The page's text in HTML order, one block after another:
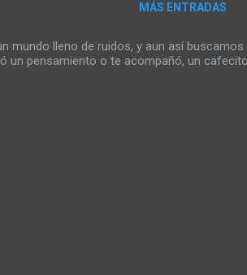
MÁS ENTRADAS
mundo lleno de ruidos, y aun así
un pensamiento o te acompañó, un